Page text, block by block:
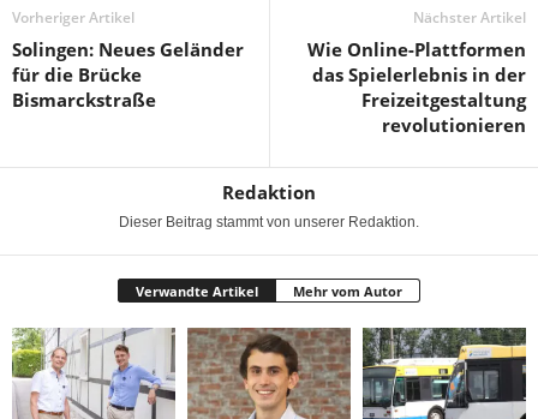
Vorheriger Artikel
Solingen: Neues Geländer
für die Brücke
Bismarckstraße
Nächster Artikel
Wie Online-Plattformen
das Spielerlebnis in der
Freizeitgestaltung
revolutionieren
Redaktion
Dieser Beitrag stammt von unserer Redaktion.
Verwandte Artikel Mehr vom Autor